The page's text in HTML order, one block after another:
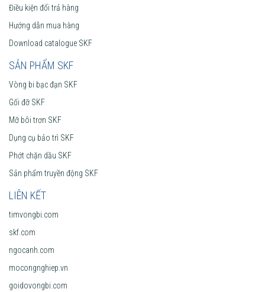
Điều kiện đổi trả hàng
Hướng dẫn mua hàng
Download catalogue SKF
SẢN PHẨM SKF
Vòng bi bạc đạn SKF
Gối đỡ SKF
Mỡ bôi trơn SKF
Dụng cụ bảo trì SKF
Phớt chặn dầu SKF
Sản phẩm truyền động SKF
LIÊN KẾT
timvongbi.com
skf.com
ngocanh.com
mocongnghiep.vn
goidovongbi.com